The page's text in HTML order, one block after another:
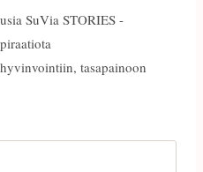
SuVia STORIES -
tasapainoon